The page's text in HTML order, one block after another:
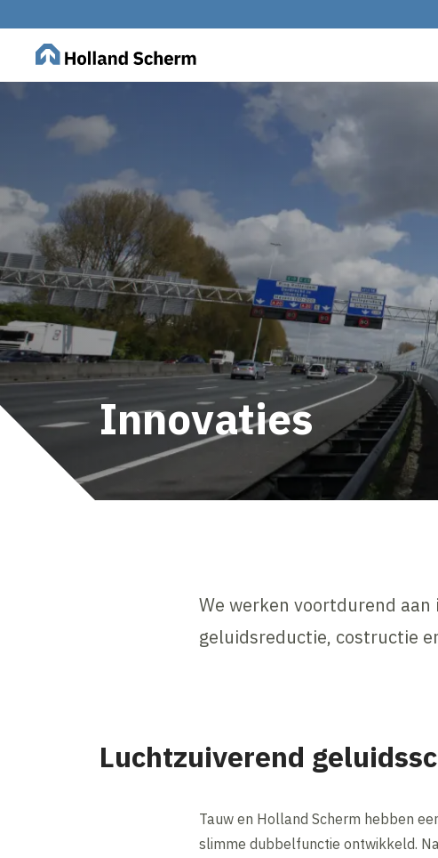
Innovaties
We werken voortdurend
geluidsreductie, costructie
Luchtzuiverend
Tauw en Holland Scherm hebben
slimme dubbelfunctie ontwikkeld.